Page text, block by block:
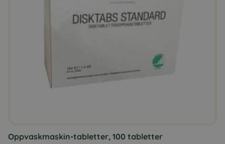
Oppvaskmaskin-tabletter, 100 tabletter